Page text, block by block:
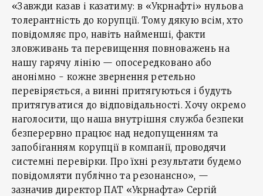
«Завжди казав і казатиму: в «Укрнафті» нульова
толерантність до корупції. Тому дякую всім, хто
повідомляє про, навіть найменші, факти
зловживань та перевищення повноважень на
нашу гарячу лінію — опосередковано або
анонімно - кожне звернення ретельно
перевіряється, а винні притягуються і будуть
притягуватися до відповідальності. Хочу окремо
наголосити, що наша внутрішня служба безпеки
безперервно працює над недопущенням та
запобіганням корупції в компанії, проводячи
системні перевірки. Про їхні результати будемо
повідомляти публічно та резонансно», —
зазначив директор ПАТ «Укрнафта» Сергій